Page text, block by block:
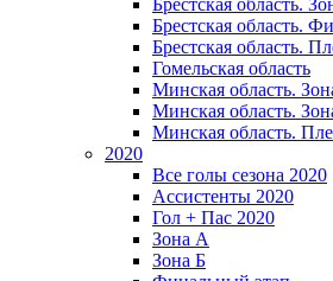
Брестская область.
Брестская область.
Брестская область.
Гомельская область
Минская область.
Минская область.
Минская область.
2020
Все голы сезона 2020
Ассистенты 2020
Гол + Пас 2020
Зона А
Зона Б